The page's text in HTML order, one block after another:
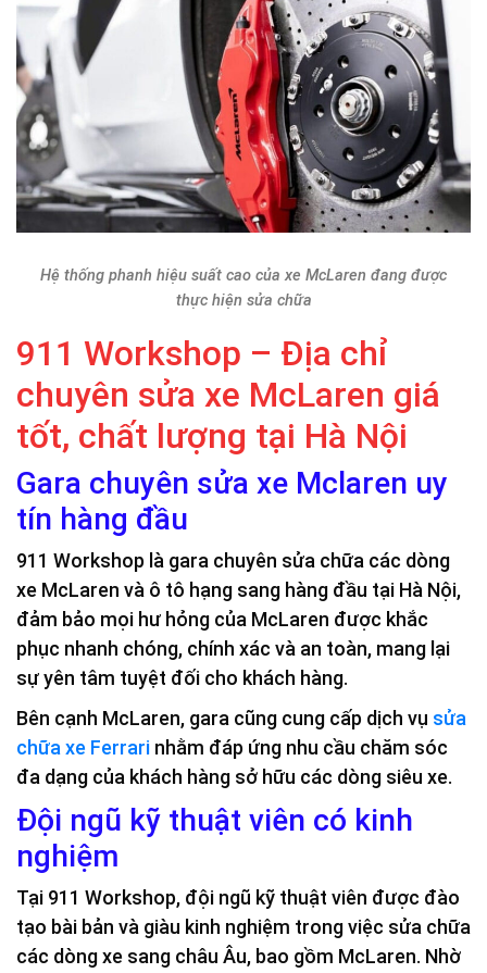
Hệ thống phanh hiệu suất cao của xe McLaren đang được
thực hiện sửa chữa
911 Workshop – Địa chỉ
chuyên sửa xe McLaren giá
tốt, chất lượng tại Hà Nội
Gara chuyên sửa xe Mclaren uy
tín hàng đầu
911 Workshop là gara chuyên sửa chữa các dòng
xe McLaren và ô tô hạng sang hàng đầu tại Hà Nội,
đảm bảo mọi hư hỏng của McLaren được khắc
phục nhanh chóng, chính xác và an toàn, mang lại
sự yên tâm tuyệt đối cho khách hàng.
Bên cạnh McLaren, gara cũng cung cấp dịch vụ sửa
chữa xe Ferrari nhằm đáp ứng nhu cầu chăm sóc
đa dạng của khách hàng sở hữu các dòng siêu xe.
Đội ngũ kỹ thuật viên có kinh
nghiệm
Tại 911 Workshop, đội ngũ kỹ thuật viên được đào
tạo bài bản và giàu kinh nghiệm trong việc sửa chữa
các dòng xe sang châu Âu, bao gồm McLaren. Nhờ